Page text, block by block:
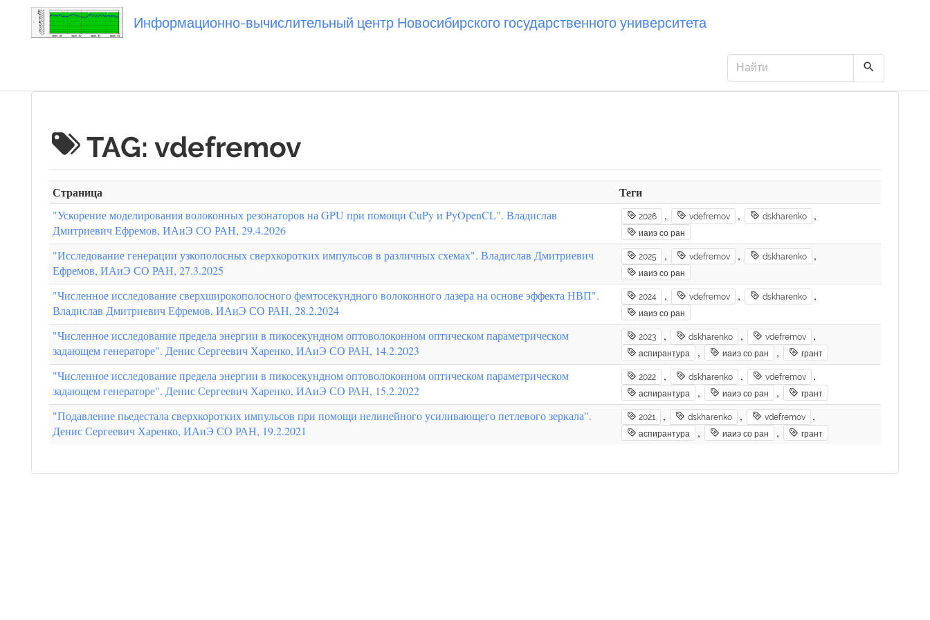
Информационно-вычислительный центр Новосибирского государственного университета
TAG: vdefremov
Страница Теги
"Ускорение моделирования волоконных резонаторов на GPU при помощи CuPy и PyOpenCL". Владислав
Дмитриевич Ефремов, ИАиЭ СО РАН, 29.4.2026
2026 , vdefremov , dskharenko ,
иаиэ со ран
"Исследование генерации узкополосных сверхкоротких импульсов в различных схемах". Владислав Дмитриевич
Ефремов, ИАиЭ СО РАН, 27.3.2025
2025 , vdefremov , dskharenko ,
иаиэ со ран
"Численное исследование сверхширокополосного фемтосекундного волоконного лазера на основе эффекта НВП".
Владислав Дмитриевич Ефремов, ИАиЭ СО РАН, 28.2.2024
2024 , vdefremov , dskharenko ,
иаиэ со ран
"Численное исследование предела энергии в пикосекундном оптоволоконном оптическом параметрическом
задающем генераторе". Денис Сергеевич Харенко, ИАиЭ СО РАН, 14.2.2023
2023 , dskharenko , vdefremov ,
аспирантура , иаиэ со ран , грант
"Численное исследование предела энергии в пикосекундном оптоволоконном оптическом параметрическом
задающем генераторе". Денис Сергеевич Харенко, ИАиЭ СО РАН, 15.2.2022
2022 , dskharenko , vdefremov ,
аспирантура , иаиэ со ран , грант
"Подавление пьедестала сверхкоротких импульсов при помощи нелинейного усиливающего петлевого зеркала".
Денис Сергеевич Харенко, ИАиЭ СО РАН, 19.2.2021
2021 , dskharenko , vdefremov ,
аспирантура , иаиэ со ран , грант